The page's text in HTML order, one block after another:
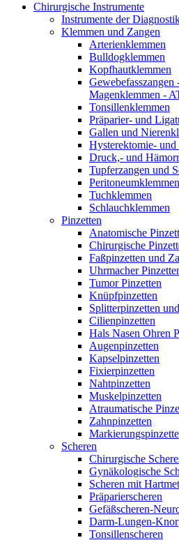
Chirurgische Instrumente
Instrumente der
Klemmen und Zangen
Arterienklemmen
Bulldogklemmen
Kopfhautklemmen
Gewebefasszangen
Magenklemmen -
Tonsillenklemmen
Präparier- und
Gallen und
Hysterektomie- und
Druck,- und
Tupferzangen und
Peritoneumklemmen
Tuchklemmen
Schlauchklemmen
Pinzetten
Anatomische
Chirurgische
Faßpinzetten und
Uhrmacher
Tumor Pinzetten
Knüpfpinzetten
Splitterpinzetten
Cilienpinzetten
Hals Nasen Ohren
Augenpinzetten
Kapselpinzetten
Fixierpinzetten
Nahtpinzetten
Muskelpinzetten
Atraumatische
Zahnpinzetten
Scheren
Chirurgische
Gynäkologische
Scheren mit
Präparierscheren
Gefäßscheren-
Darm-Lungen-
Tonsillenscheren